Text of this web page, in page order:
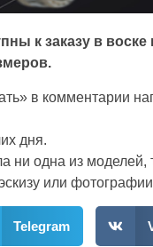
к заказу в
в комментарии
дня.
ни одна из моделей,
или фотографии
Telegram